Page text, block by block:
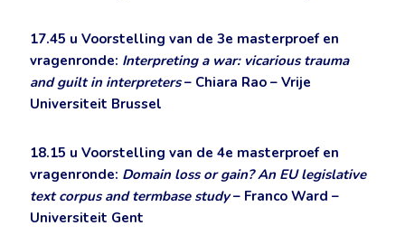
17.45 u Voorstelling van de 3e masterproef en
vragenronde: Interpreting a war: vicarious trauma
and guilt in interpreters– Chiara Rao – Vrije
Universiteit Brussel
18.15 u Voorstelling van de 4e masterproef en
vragenronde: Domain loss or gain? An EU legislative
text corpus and termbase study– Franco Ward –
Universiteit Gent